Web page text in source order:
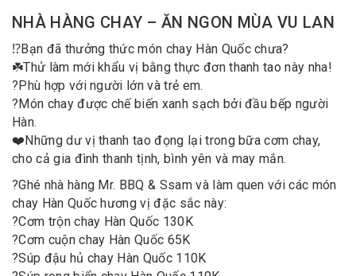
NHÀ HÀNG CHAY – ĂN NGON MÙA VU LAN
⁉️Bạn đã thưởng thức món chay Hàn Quốc chưa?
☘️Thử làm mới khẩu vị bằng thực đơn thanh tao này nha!
?Phù hợp với người lớn và trẻ em.
?Món chay được chế biến xanh sạch bởi đầu bếp người
Hàn.
❤️Những dư vị thanh tao đọng lại trong bữa cơm chay,
cho cả gia đình thanh tịnh, bình yên và may mắn.
?Ghé nhà hàng Mr. BBQ & Ssam và làm quen với các món
chay Hàn Quốc hương vị đặc sắc này:
?Cơm trộn chay Hàn Quốc 130K
?Cơm cuộn chay Hàn Quốc 65K
?Súp đậu hủ chay Hàn Quốc 110K